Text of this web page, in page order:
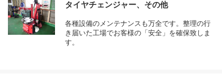
タイヤチェンジャー、その他
各種設備のメンテナンスも万全です。整理の行
き届いた工場でお客様の「安全」を確保致しま
す。